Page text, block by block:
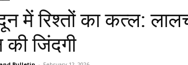
में रिश्तों का कत्ल:
की जिंदगी